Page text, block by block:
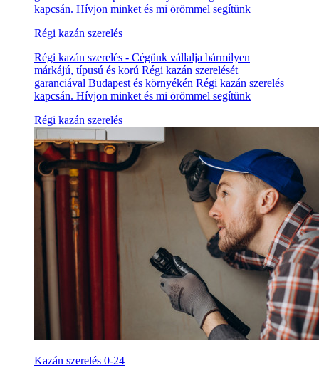
kapcsán. Hívjon minket és mi örömmel segítünk
Régi kazán szerelés
Régi kazán szerelés - Cégünk vállalja bármilyen
márkájú, típusú és korú Régi kazán szerelését
garanciával Budapest és környékén Régi kazán szerelés
kapcsán. Hívjon minket és mi örömmel segítünk
Régi kazán szerelés
Kazán szerelés 0-24